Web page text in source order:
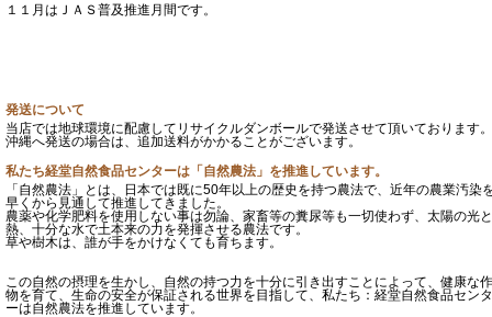
１１月はＪＡＳ普及推進月間です。
発送について
当店では地球環境に配慮してリサイクルダンボールで発送させて頂いております。
沖縄へ発送の場合は、追加送料がかかることがございます。
私たち経堂自然食品センターは「自然農法」を推進しています。
「自然農法」とは、日本では既に50年以上の歴史を持つ農法で、近年の農業汚染
早くから見通して推進してきました。
農薬や化学肥料を使用しない事は勿論、家畜等の糞尿等も一切使わず、太陽の光と
熱、十分な水で土本来の力を発揮させる農法です。
草や樹木は、誰が手をかけなくても育ちます。
この自然の摂理を生かし、自然の持つ力を十分に引き出すことによって、健康な作
物を育て、生命の安全が保証される世界を目指して、私たち：経堂自然食品センタ
ーは自然農法を推進しています。